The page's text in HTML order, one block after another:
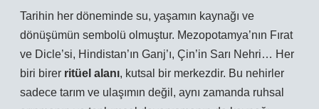
Tarihin her döneminde su, yaşamın kaynağı ve
dönüşümün sembolü olmuştur. Mezopotamya’nın Fırat
ve Dicle’si, Hindistan’ın Ganj’ı, Çin’in Sarı Nehri… Her
biri birer ritüel alanı, kutsal bir merkezdir. Bu nehirler
sadece tarım ve ulaşımın değil, aynı zamanda ruhsal